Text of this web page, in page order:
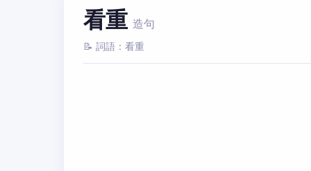
看重 造句
📝 詞語：看重